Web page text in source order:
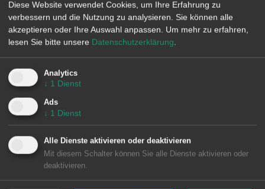
AleaSoft Energy Forecastinganalysiert wurden, lagen die
Durchschnittspreise zwischen 57,72 €/MWh auf dem-Markt
in Frankreich und 79,63 €/MWh auf dem -Markt in
Vergleicht man die Preise für 2024 mit denen für 2023, so
sind die Preise auf allen untersuchten Märkten gesunken.
Der französische Markt verzeichnete mit 40 % den größten
Preisrückgang, während der italienische Markt mit 15 % den
reichten die Preisrückgänge von 16 % auf dem deutschen
Markt bis zu 36 % auf dem nordischen Markt.
Infolge dieser Rückgänge waren die Jahrespreise 2024 in
Diese Website verwendet Cookies, um Ihre Erfahrung zu
verbessern und die Nutzung zu analysieren. Sie können alle
akzeptieren oder Ihre Auswahl anpassen. Um mehr zu erfahren,
lesen Sie bitte unsere Datenschutzerklärung.
Analytics
↓ 1 Dienst
Ads
↓ 1 Dienst
Alle Dienste aktivieren oder deaktivieren
Mit diesem Schalter können Sie alle Dienste aktivieren oder
deaktivieren.